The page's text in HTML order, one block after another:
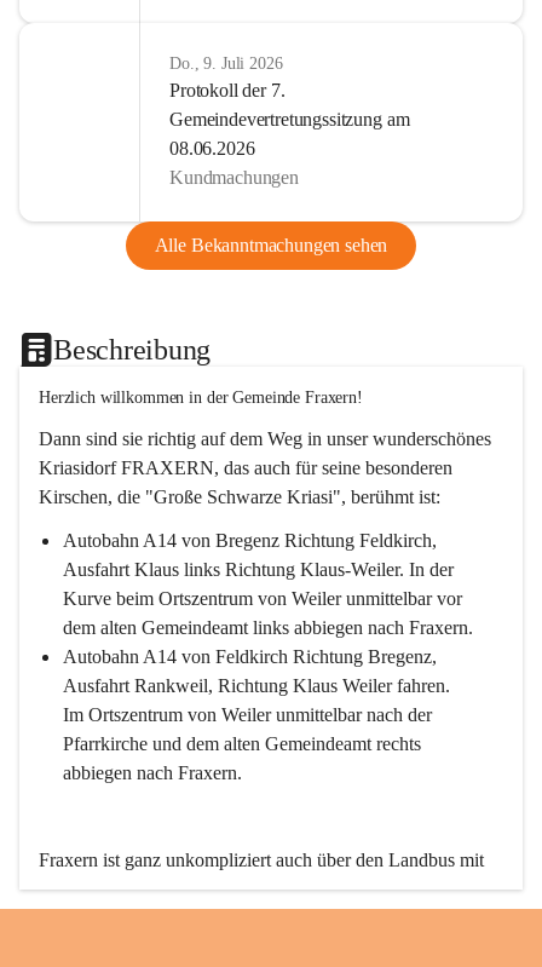
Do., 9. Juli 2026
Protokoll der 7.
Gemeindevertretungssitzung am
08.06.2026
Kundmachungen
Alle Bekanntmachungen sehen
Beschreibung
Herzlich willkommen in der Gemeinde Fraxern!
Dann sind sie richtig auf dem Weg in unser wunderschönes
Kriasidorf FRAXERN, das auch für seine besonderen
Kirschen, die "Große Schwarze Kriasi", berühmt ist:
Autobahn A14 von Bregenz Richtung Feldkirch,
Ausfahrt Klaus links Richtung Klaus-Weiler. In der
Kurve beim Ortszentrum von Weiler unmittelbar vor
dem alten Gemeindeamt links abbiegen nach Fraxern.
Autobahn A14 von Feldkirch Richtung Bregenz,
Ausfahrt Rankweil, Richtung Klaus Weiler fahren.
Im Ortszentrum von Weiler unmittelbar nach der
Pfarrkirche und dem alten Gemeindeamt rechts
abbiegen nach Fraxern.
Fraxern ist ganz unkompliziert auch über den Landbus mit
den öffentlichen Verkehrsmitteln zu erreichen. Die Linie